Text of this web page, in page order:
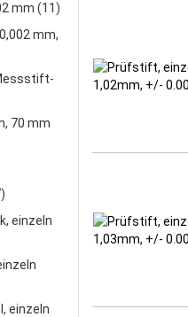
mm (11)
mm,
70 mm
einzeln
einzeln